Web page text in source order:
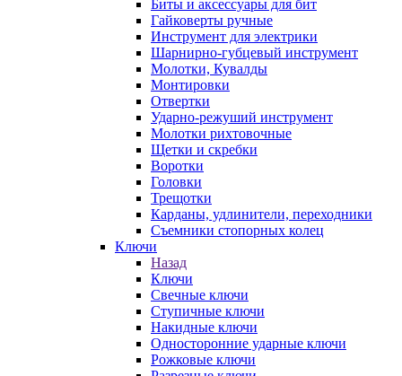
Биты и аксессуары для бит
Гайковерты ручные
Инструмент для электрики
Шарнирно-губцевый инструмент
Молотки, Кувалды
Монтировки
Отвертки
Ударно-режуший инструмент
Молотки рихтовочные
Щетки и скребки
Воротки
Головки
Трещотки
Карданы, удлинители, переходники
Съемники стопорных колец
Ключи
Назад
Ключи
Свечные ключи
Ступичные ключи
Накидные ключи
Односторонние ударные ключи
Рожковые ключи